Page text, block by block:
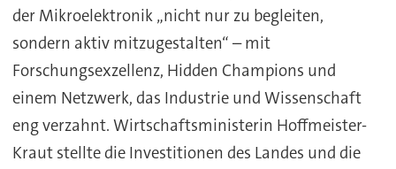
der Mikroelektronik „nicht nur zu begleiten,
sondern aktiv mitzugestalten“ – mit
Forschungsexzellenz, Hidden Champions und
einem Netzwerk, das Industrie und Wissenschaft
eng verzahnt. Wirtschaftsministerin Hoffmeister-
Kraut stellte die Investitionen des Landes und die